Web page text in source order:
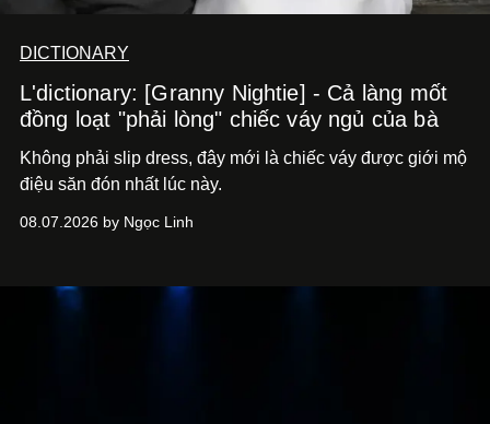
DICTIONARY
L'dictionary: [Granny Nightie] - Cả làng mốt
đồng loạt "phải lòng" chiếc váy ngủ của bà
Không phải slip dress, đây mới là chiếc váy được giới mộ
điệu săn đón nhất lúc này.
08.07.2026 by Ngọc Linh